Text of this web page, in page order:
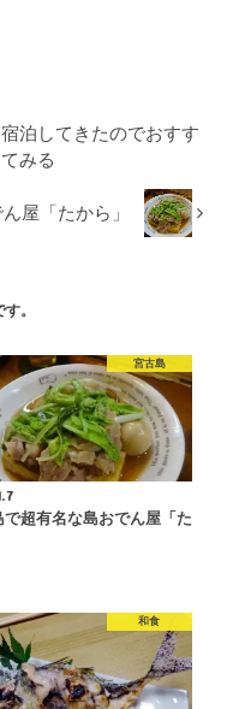
泊してきたのでおすす
みる
屋「たから」
。
宮古島
で超有名な島おでん屋「た
和食